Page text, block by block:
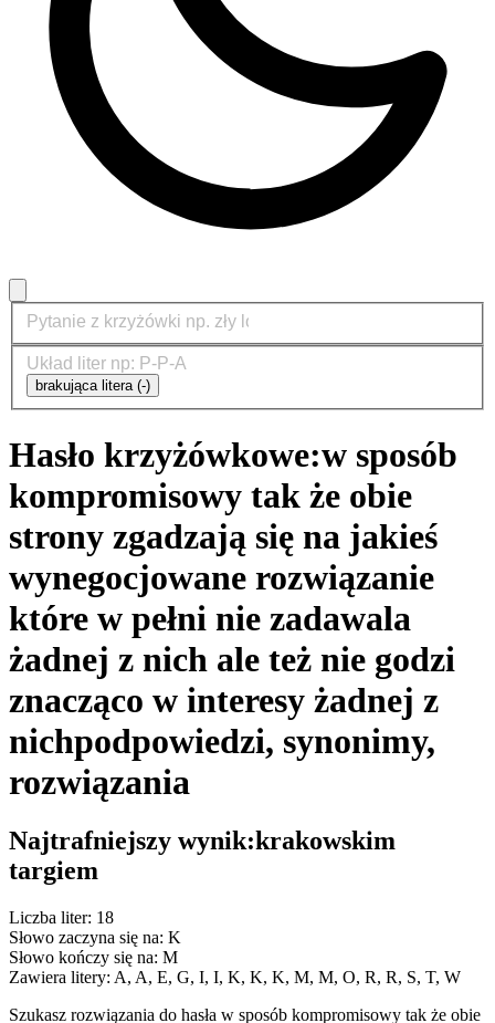
brakująca litera (-)
Hasło krzyżówkowe:w sposób
kompromisowy tak że obie
strony zgadzają się na jakieś
wynegocjowane rozwiązanie
które w pełni nie zadawala
żadnej z nich ale też nie godzi
znacząco w interesy żadnej z
nichpodpowiedzi, synonimy,
rozwiązania
Najtrafniejszy wynik:krakowskim
targiem
Liczba liter: 18
Słowo zaczyna się na: K
Słowo kończy się na: M
Zawiera litery: A, A, E, G, I, I, K, K, K, M, M, O, R, R, S, T, W
Szukasz rozwiązania do hasła w sposób kompromisowy tak że obie